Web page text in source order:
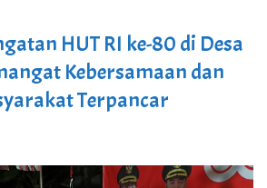
HUT RI ke-80 di Desa
Kebersamaan dan
Terpancar